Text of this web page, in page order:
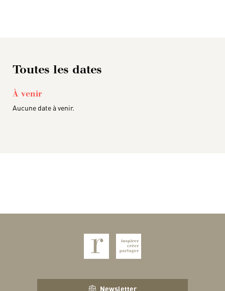
Toutes les dates
À venir
Aucune date à venir.
Newsletter